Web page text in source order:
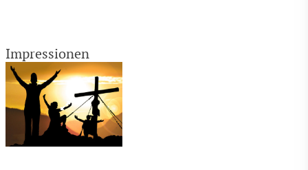
Impressionen